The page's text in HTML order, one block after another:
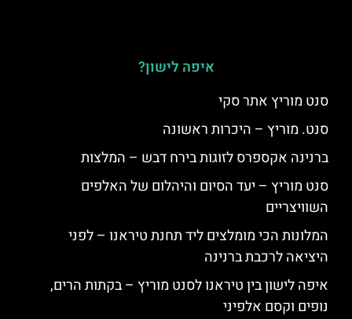
איפה לישון?
סנט מוריץ אתר סקי
סנט. מוריץ – היכרות ראשונה
ברנינה אקספרס לזוגות בירח דבש – המלצות
סנט מוריץ – יעד הסיום והיהלום של האלפים
השוויצריים
המלונות הכי מומלצים ליד תחנת טיראנו – לפני
היציאה לרכבת ברנינה
איפה לישון בין טיראנו לסנט מוריץ – בקתות הרים,
נופים וקסם אלפיני